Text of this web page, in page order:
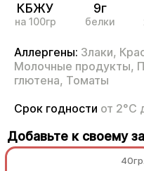
КБЖУ
на 100гр
9г
белки
Аллергены: Злаки,
Молочные продукты,
глютена, Томаты
Срок годности от 2°С
Добавьте к своему
40гр.